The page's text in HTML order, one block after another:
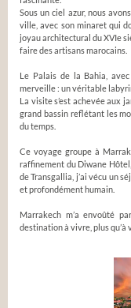
Sous un ciel azur, nous
ville, avec son minaret qui
joyau architectural du XVIe
faire des artisans marocains.
Le Palais de la Bahia,
merveille : un véritable
La visite s’est achevée aux
grand bassin reflétant les
du temps.
Ce voyage groupe à
raffinement du Diwane
de Transgallia, j’ai vécu un
et profondément humain.
Marrakech m’a envoûté
destination à vivre, plus qu’à